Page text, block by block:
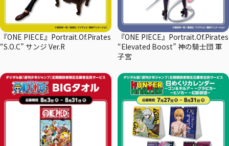
『ONE PIECE』Portrait.Of.Pirates
“S.O.C” サンジ Ver.R
『ONE PIECE』Portrait.Of.Pirates
“Elevated Boost” 神の騎士団 軍
子宮